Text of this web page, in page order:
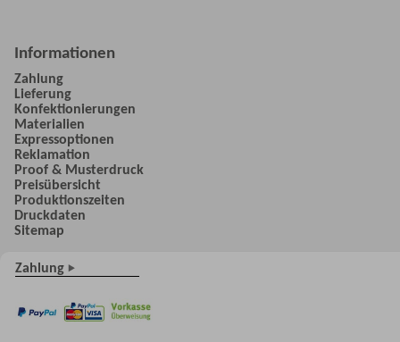
Informationen
Zahlung
Lieferung
Konfektionierungen
Materialien
Expressoptionen
Reklamation
Proof & Musterdruck
Preisübersicht
Produktionszeiten
Druckdaten
Sitemap
Zahlung